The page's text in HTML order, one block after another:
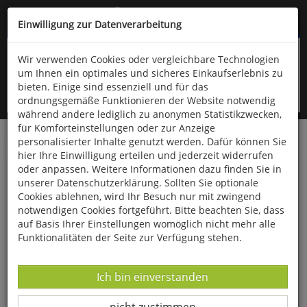
Kompletten Head der Seite überspringen
oder (06766) 9323-960
Startseite Bücher Literatur Diverses
Der Zauberer von Oz
Einwilligung zur Datenverarbeitung
Wir verwenden Cookies oder vergleichbare Technologien
um Ihnen ein optimales und sicheres Einkaufserlebnis zu
bieten. Einige sind essenziell und für das
ordnungsgemäße Funktionieren der Website notwendig
während andere lediglich zu anonymen Statistikzwecken,
für Komforteinstellungen oder zur Anzeige
personalisierter Inhalte genutzt werden. Dafür können Sie
hier Ihre Einwilligung erteilen und jederzeit widerrufen
oder anpassen. Weitere Informationen dazu finden Sie in
unserer Datenschutzerklärung. Sollten Sie optionale
Cookies ablehnen, wird Ihr Besuch nur mit zwingend
notwendigen Cookies fortgeführt. Bitte beachten Sie, dass
auf Basis Ihrer Einstellungen womöglich nicht mehr alle
Funktionalitäten der Seite zur Verfügung stehen.
Datenverarbeitung -
Ich bin einverstanden